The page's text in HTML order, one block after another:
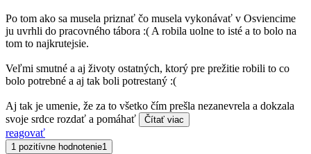
Po tom ako sa musela priznať čo musela vykonávať v Osviencime
ju uvrhli do pracovného tábora :( A robila uolne to isté a to bolo na
tom to najkrutejsie.
Veľmi smutné a aj životy ostatných, ktorý pre prežitie robili to co
bolo potrebné a aj tak boli potrestaný :(
Aj tak je umenie, že za to všetko čím prešla nezanevrela a dokzala
svoje srdce rozdať a pomáhať
Čítať viac
reagovať
1 pozitívne hodnotenie1